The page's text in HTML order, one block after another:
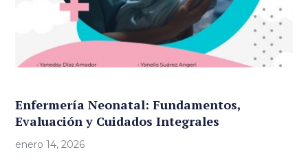
Enfermería Neonatal: Fundamentos,
Evaluación y Cuidados Integrales
enero 14, 2026